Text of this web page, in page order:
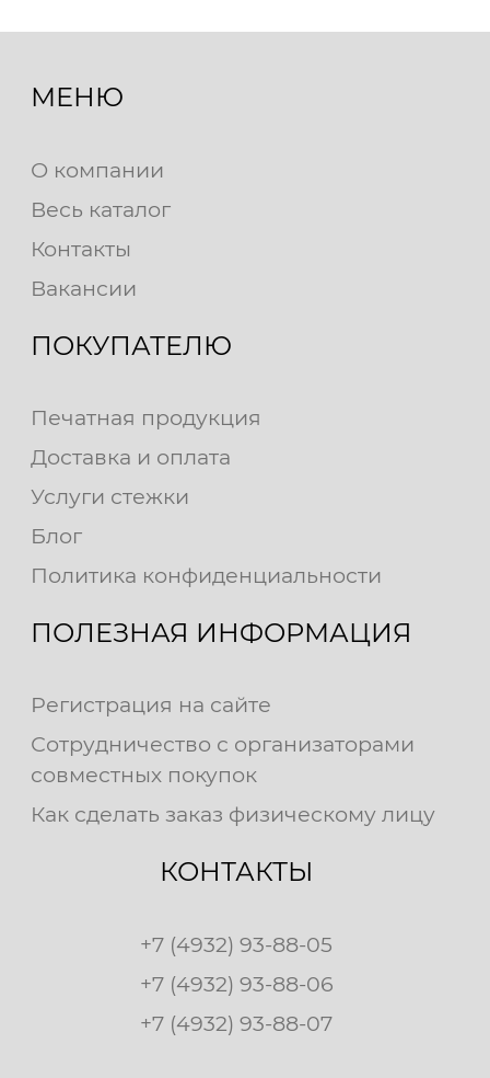
МЕНЮ
О компании
Весь каталог
Контакты
Вакансии
ПОКУПАТЕЛЮ
Печатная продукция
Доставка и оплата
Услуги стежки
Блог
Политика конфиденциальности
ПОЛЕЗНАЯ ИНФОРМАЦИЯ
Регистрация на сайте
Сотрудничество с организаторами
совместных покупок
Как сделать заказ физическому лицу
КОНТАКТЫ
+7 (4932) 93-88-05
+7 (4932) 93-88-06
+7 (4932) 93-88-07